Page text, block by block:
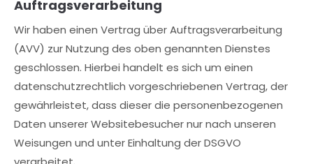
Auftragsverarbeitung
Wir haben einen Vertrag über Auftragsverarbeitung
(AVV) zur Nutzung des oben genannten Dienstes
geschlossen. Hierbei handelt es sich um einen
datenschutzrechtlich vorgeschriebenen Vertrag, der
gewährleistet, dass dieser die personenbezogenen
Daten unserer Websitebesucher nur nach unseren
Weisungen und unter Einhaltung der DSGVO